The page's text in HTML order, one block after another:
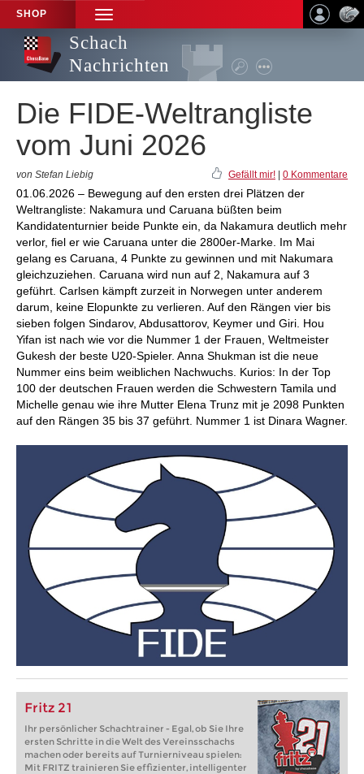
SHOP
TOGGLE
NAVIGATION
Schach
Nachrichten
Die FIDE-Weltrangliste
vom Juni 2026
von Stefan Liebig Gefällt mir! 0 Kommentare
01.06.2026 – Bewegung auf den ersten drei Plätzen der
Weltrangliste: Nakamura und Caruana büßten beim
Kandidatenturnier beide Punkte ein, da Nakamura deutlich mehr
verlor, fiel er wie Caruana unter die 2800er-Marke. Im Mai
gelang es Caruana, 4 Punkte zu gewinnen und mit Nakumara
gleichzuziehen. Caruana wird nun auf 2, Nakamura auf 3
geführt. Carlsen kämpft zurzeit in Norwegen unter anderem
darum, keine Elopunkte zu verlieren. Auf den Rängen vier bis
sieben folgen Sindarov, Abdusattorov, Keymer und Giri. Hou
Yifan ist nach wie vor die Nummer 1 der Frauen, Weltmeister
Gukesh der beste U20-Spieler. Anna Shukman ist die neue
Nummer eins beim weiblichen Nachwuchs. Kurios: In der Top
100 der deutschen Frauen werden die Schwestern Tamila und
Michelle genau wie ihre Mutter Elena Trunz mit je 2098 Punkten
auf den Rängen 35 bis 37 geführt. Nummer 1 ist Dinara Wagner.
Fritz 21
Ihr persönlicher Schachtrainer - Egal, ob Sie Ihre
ersten Schritte in die Welt des Vereinsschachs
machen oder bereits auf Turnierniveau spielen:
Mit FRITZ trainieren Sie effizienter, intelligenter